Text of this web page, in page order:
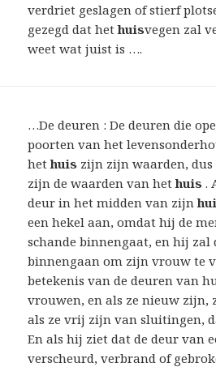
verdriet geslagen of stierf
gezegd dat hethuisvegen zal
weet wat juist is ….
…De deuren : De deuren die
poorten van het
hethuis zijn zijn waarden,
zijn de waarden van hethuis .
deur in het midden van zijn
een hekel aan, omdat hij de
schande binnengaat, en hij
binnengaan om zijn vrouw te
betekenis van de deuren van
vrouwen, en als ze nieuw zijn,
als ze vrij zijn van sluitingen,
En als hij ziet dat de deur van
verscheurd, verbrand of